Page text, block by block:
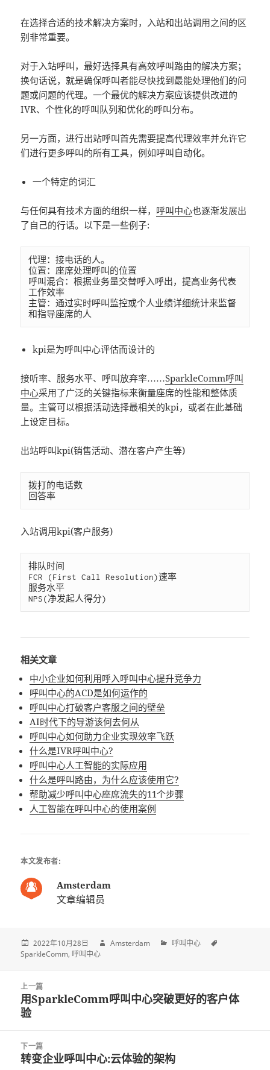
在选择合适的技术解决方案时，入站和出站调用之间的区
别非常重要。
对于入站呼叫，最好选择具有高效呼叫路由的解决方案；
换句话说，就是确保呼叫者能尽快找到最能处理他们的问
题或问题的代理。一个最优的解决方案应该提供改进的
IVR、个性化的呼叫队列和优化的呼叫分布。
另一方面，进行出站呼叫首先需要提高代理效率并允许它
们进行更多呼叫的所有工具，例如呼叫自动化。
一个特定的词汇
与任何具有技术方面的组织一样， 呼叫中心也逐渐发展出
了自己的行话。以下是一些例子:
代理：接电话的人。
位置：座席处理呼叫的位置
呼叫混合：根据业务量交替呼入呼出，提高业务代表
工作效率
主管：通过实时呼叫监控或个人业绩详细统计来监督
kpi是为呼叫中心评估而设计的
接听率、服务水平、呼叫放弃率……SparkleComm呼叫
中心采用了广泛的关键指标来衡量座席的性能和整体质
量。主管可以根据活动选择最相关的kpi，或者在此基础
上设定目标。
出站呼叫kpi(销售活动、潜在客户产生等)
拨打的电话数
入站调用kpi(客户服务)
排队时间
FCR (First Call Resolution)速率
服务水平
相关文章
中小企业如何利用呼入呼叫中心提升竞争力
呼叫中心的ACD是如何运作的
呼叫中心打破客户客服之间的壁垒
AI时代下的导游该何去何从
呼叫中心如何助力企业实现效率飞跃
什么是IVR呼叫中心?
呼叫中心人工智能的实际应用
什么是呼叫路由，为什么应该使用它?
帮助减少呼叫中心座席流失的11个步骤
人工智能在呼叫中心的使用案例
本文发布者:
Amsterdam
文章编辑员
2022年10月28日 Amsterdam
呼叫中心
SparkleComm 呼叫中心
navigation
上一篇
上
一
文
章:
用SparkleComm呼叫中心突破更好的客户体
验
下一篇
下
转变企业呼叫中心:云体验的架构